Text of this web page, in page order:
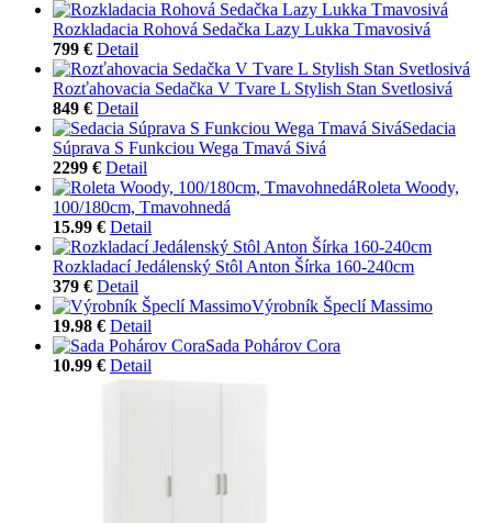
Rozkladacia Rohová Sedačka Lazy Lukka Tmavosivá
799 € Detail
Rozťahovacia Sedačka V Tvare L Stylish Stan Svetlosivá
849 € Detail
Sedacia
Súprava S Funkciou Wega Tmavá Sivá
2299 € Detail
Roleta Woody,
100/180cm, Tmavohnedá
15.99 € Detail
Rozkladací Jedálenský Stôl Anton Šírka 160-240cm
379 € Detail
Výrobník Špeclí Massimo
19.98 € Detail
Sada Pohárov Cora
10.99 € Detail